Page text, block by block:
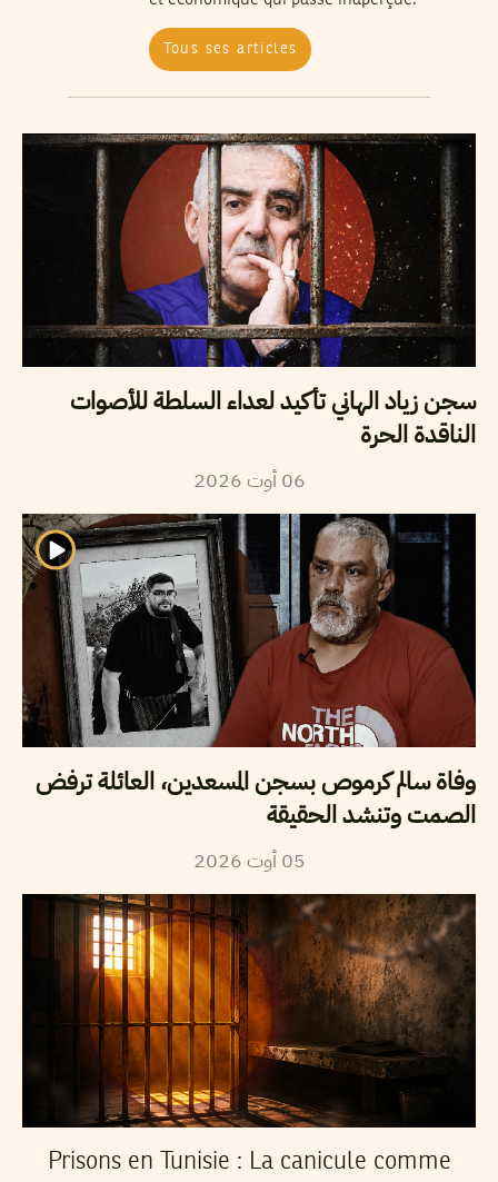
Tous ses articles
سجن زياد الهاني تأكيد لعداء السلطة للأصوات
الناقدة الحرة
06 أوت2026
وفاة سالم كرموص بسجن المسعدين، العائلة ترفض
الصمت وتنشد الحقيقة
05 أوت2026
Prisons en Tunisie : La canicule comme